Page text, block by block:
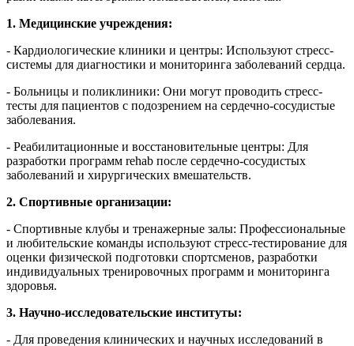
1. Медицинские учреждения:
- Кардиологические клиники и центры: Используют стресс-
системы для диагностики и мониторинга заболеваний сердца.
- Больницы и поликлиники: Они могут проводить стресс-
тесты для пациентов с подозрением на сердечно-сосудистые
заболевания.
- Реабилитационные и восстановительные центры: Для
разработки программ rehab после сердечно-сосудистых
заболеваний и хирургических вмешательств.
2. Спортивные организации:
- Спортивные клубы и тренажерные залы: Профессиональные
и любительские команды используют стресс-тестирование для
оценки физической подготовки спортсменов, разработки
индивидуальных тренировочных программ и мониторинга
здоровья.
3. Научно-исследовательские институты:
- Для проведения клинических и научных исследований в